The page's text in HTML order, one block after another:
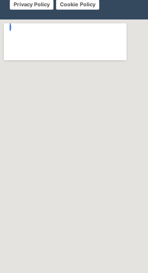
Privacy Policy Cookie Policy